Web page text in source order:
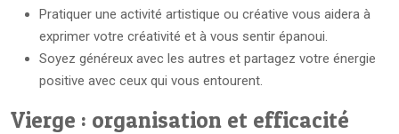
Pratiquer une activité artistique ou créative vous aidera à
exprimer votre créativité et à vous sentir épanoui.
Soyez généreux avec les autres et partagez votre énergie
positive avec ceux qui vous entourent.
Vierge : organisation et efficacité